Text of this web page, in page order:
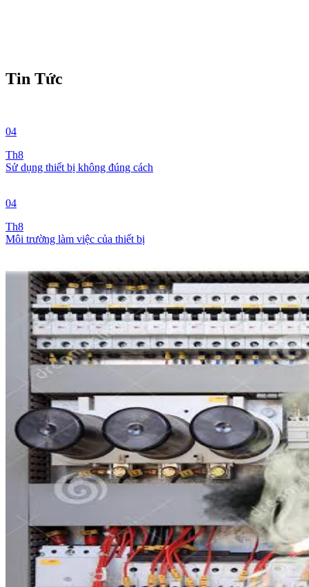
Tin Tức
04
Th8
Sử dụng thiết bị không đúng cách
04
Th8
Môi trường làm việc của thiết bị